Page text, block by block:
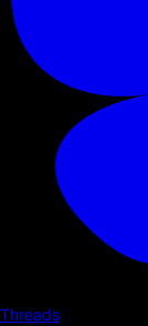
Threads